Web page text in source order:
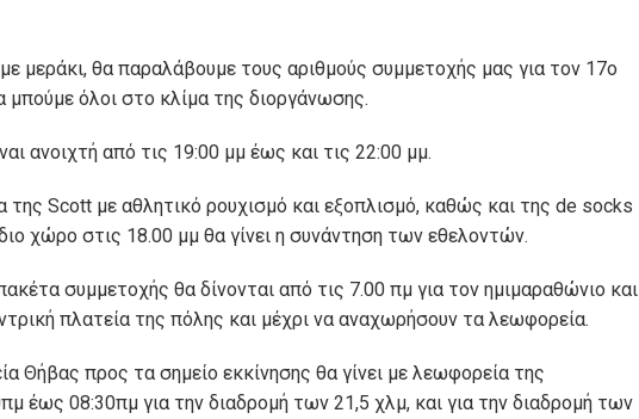
μεράκι, θα παραλάβουμε τους αριθμούς συμμετοχής μας για τον 17ο
όλοι στο κλίμα της διοργάνωσης.
ανοιχτή από τις 19:00 μμ έως και τις 22:00 μμ.
της Scott με αθλητικό ρουχισμό και εξοπλισμό, καθώς και της de socks
χώρο στις 18.00 μμ θα γίνει η συνάντηση των εθελοντών.
συμμετοχής θα δίνονται από τις 7.00 πμ για τον ημιμαραθώνιο και
πλατεία της πόλης και μέχρι να αναχωρήσουν τα λεωφορεία.
προς τα σημείο εκκίνησης θα γίνει με λεωφορεία της
έως 08:30πμ για την διαδρομή των 21,5 χλμ, και για την διαδρομή των